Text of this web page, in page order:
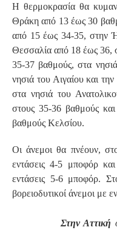
Η θερμοκρασία θα
Θράκη από 13 έως 30
από 15 έως 34-35, στην
Θεσσαλία από 18 έως 36,
35-37 βαθμούς, στα
νησιά του Αιγαίου και
στα νησιά του
στους 35-36 βαθμούς
βαθμούς Κελσίου.
Οι άνεμοι θα πνέουν,
εντάσεις 4-5 μποφόρ και
εντάσεις 5-6 μποφόρ.
βορειοδυτικοί άνεμοι με
Στην Αττική